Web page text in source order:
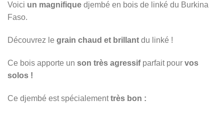
Voici un magnifique djembé en bois de linké du Burkina
Faso.
Découvrez le grain chaud et brillant du linké !
Ce bois apporte un son très agressifparfait pour vos
solos !
Ce djembé est spécialementtrès bon :